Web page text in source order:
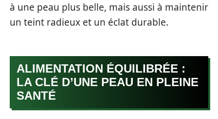
à une peau plus belle, mais aussi à maintenir
un teint radieux et un éclat durable.
ALIMENTATION ÉQUILIBRÉE :
LA CLÉ D’UNE PEAU EN PLEINE
SANTÉ